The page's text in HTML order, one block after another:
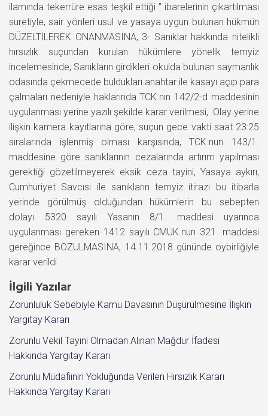
ilamında tekerrüre esas teşkil ettiği ” ibarelerinin çıkartılması
suretiyle, sair yönleri usul ve yasaya uygun bulunan hükmün
DÜZELTİLEREK ONANMASINA, 3- Sanıklar hakkında nitelikli
hırsızlık suçundan kurulan hükümlere yönelik temyiz
incelemesinde; Sanıkların girdikleri okulda bulunan saymanlık
odasında çekmecede buldukları anahtar ile kasayı açıp para
çalmaları nedeniyle haklarında TCK.nın 142/2-d maddesinin
uygulanması yerine yazılı şekilde karar verilmesi, Olay yerine
ilişkin kamera kayıtlarına göre, suçun gece vakti saat 23:25
sıralarında işlenmiş olması karşısında, TCK.nun 143/1.
maddesine göre sanıklarının cezalarında artırım yapılması
gerektiği gözetilmeyerek eksik ceza tayini, Yasaya aykırı,
Cumhuriyet Savcısı ile sanıkların temyiz itirazı bu itibarla
yerinde görülmüş olduğundan hükümlerin bu sebepten
dolayı 5320 sayılı Yasanın 8/1. maddesi uyarınca
uygulanması gereken 1412 sayılı CMUK.nun 321. maddesi
gereğince BOZULMASINA, 14.11.2018 gününde oybirliğiyle
karar verildi.
İlgili Yazılar
Zorunluluk Sebebiyle Kamu Davasının Düşürülmesine İlişkin
Yargıtay Kararı
Zorunlu Vekil Tayini Olmadan Alınan Mağdur İfadesi
Hakkında Yargıtay Kararı
Zorunlu Müdafiinin Yokluğunda Verilen Hırsızlık Kararı
Hakkında Yargıtay Kararı